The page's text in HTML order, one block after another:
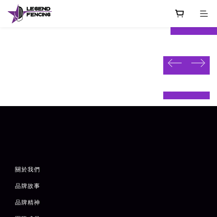
prev
next
prev
next
prev
next
prev
next
關於我們
品牌故事
品牌精神